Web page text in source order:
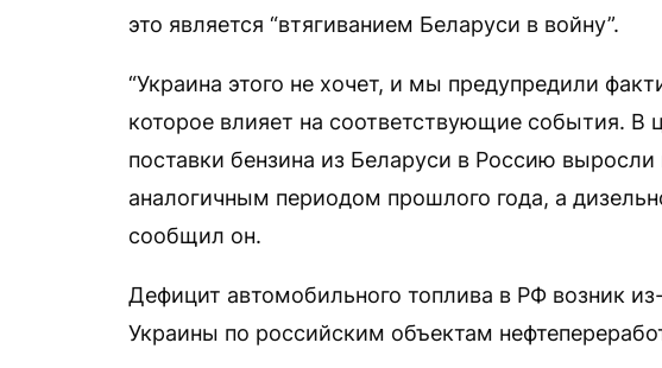
это является “втягиванием Беларуси в войну”.
“Украина этого не хочет, и мы предупредили
которое влияет на соответствующие события. В
поставки бензина из Беларуси в Россию
аналогичным периодом прошлого года, а
сообщил он.
Дефицит автомобильного топлива в РФ возник
Украины по российским объектам